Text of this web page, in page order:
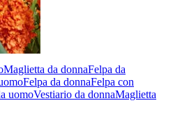
Maglietta da donnaFelpa da
Felpa da donnaFelpa con
uomoVestiario da donnaMaglietta